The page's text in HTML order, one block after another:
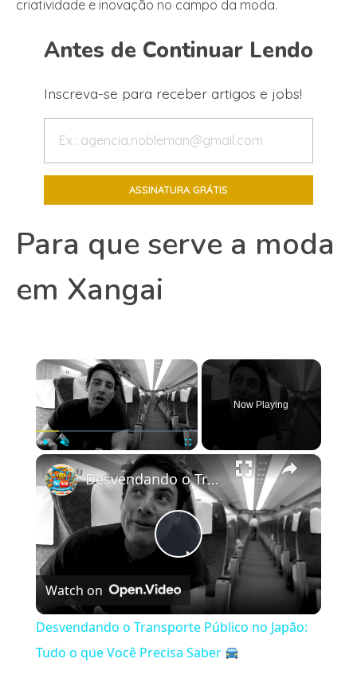
criatividade e inovação no campo da moda.
Antes de Continuar Lendo
Inscreva-se para receber artigos e jobs!
Para que serve a moda
em Xangai
×
Play Unmute
Now Playing
×
Play
Video
Desvendando o Transporte Público no Japão: Tudo o que Você Precisa Saber
Watch on
Desvendando o Transporte Público no Japão:
Tudo o que Você Precisa Saber